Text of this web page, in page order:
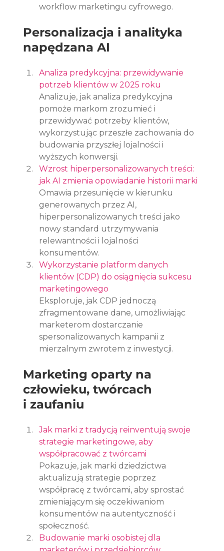
workflow marketingu cyfrowego.
Personalizacja i analityka
napędzana AI
Analiza predykcyjna: przewidywanie
potrzeb klientów w 2025 roku
Analizuje, jak analiza predykcyjna
pomoże markom zrozumieć i
przewidywać potrzeby klientów,
wykorzystując przeszłe zachowania do
budowania przyszłej lojalności i
wyższych konwersji.
Wzrost hiperpersonalizowanych treści:
jak AI zmienia opowiadanie historii marki
Omawia przesunięcie w kierunku
generowanych przez AI,
hiperpersonalizowanych treści jako
nowy standard utrzymywania
relewantności i lojalności
konsumentów.
Wykorzystanie platform danych
klientów (CDP) do osiągnięcia sukcesu
marketingowego
Eksploruje, jak CDP jednoczą
zfragmentowane dane, umożliwiając
marketerom dostarczanie
spersonalizowanych kampanii z
mierzalnym zwrotem z inwestycji.
Marketing oparty na
człowieku, twórcach
i zaufaniu
Jak marki z tradycją reinventują swoje
strategie marketingowe, aby
współpracować z twórcami
Pokazuje, jak marki dziedzictwa
aktualizują strategie poprzez
współpracę z twórcami, aby sprostać
zmieniającym się oczekiwaniom
konsumentów na autentyczność i
społeczność.
Budowanie marki osobistej dla